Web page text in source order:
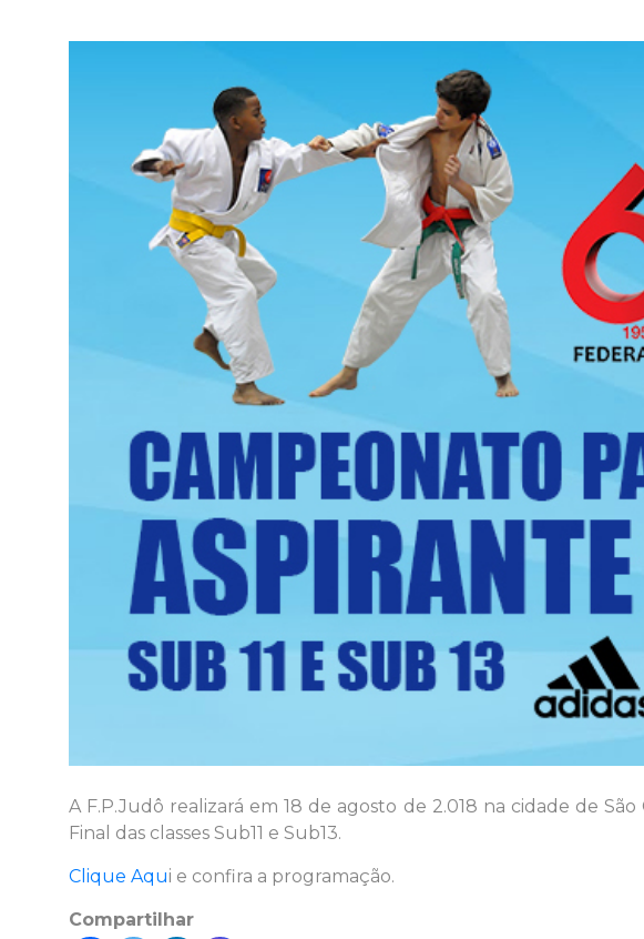
A F.P.Judô realizará em 18 de agosto de 2.018 na cidade de
Final das classes Sub11 e Sub13.
Clique Aqui e confira a programação.
Compartilhar